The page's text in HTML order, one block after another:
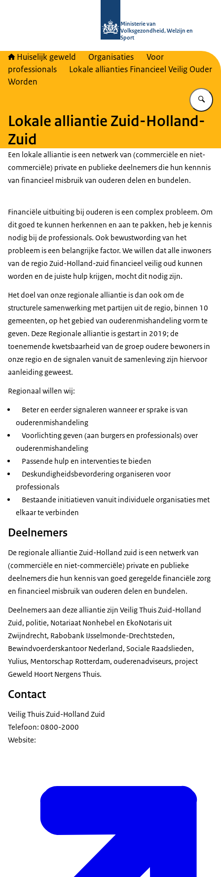
Ministerie van
Volksgezondheid, Welzijn en
Sport
Huiselijk geweld Organisaties
Voor
professionals
Lokale allianties Financieel Veilig Ouder
Worden
Lokale alliantie Zuid-Holland-
Zuid
Een lokale alliantie is een netwerk van (commerciële en niet-
commerciële) private en publieke deelnemers die hun kennnis
van financieel misbruik van ouderen delen en bundelen.
Financiële uitbuiting bij ouderen is een complex probleem. Om
dit goed te kunnen herkennen en aan te pakken, heb je kennis
nodig bij de professionals. Ook bewustwording van het
probleem is een belangrijke factor. We willen dat alle inwoners
van de regio Zuid-Holland-zuid financieel veilig oud kunnen
worden en de juiste hulp krijgen, mocht dit nodig zijn.
Het doel van onze regionale alliantie is dan ook om de
structurele samenwerking met partijen uit de regio, binnen 10
gemeenten, op het gebied van ouderenmishandeling vorm te
geven. Deze Regionale alliantie is gestart in 2019; de
toenemende kwetsbaarheid van de groep oudere bewoners in
onze regio en de signalen vanuit de samenleving zijn hiervoor
aanleiding geweest.
Regionaal willen wij:
Beter en eerder signaleren wanneer er sprake is van
ouderenmishandeling
Voorlichting geven (aan burgers en professionals) over
ouderenmishandeling
Passende hulp en interventies te bieden
Deskundigheidsbevordering organiseren voor
professionals
Bestaande initiatieven vanuit individuele organisaties met
elkaar te verbinden
Deelnemers
De regionale alliantie Zuid-Holland zuid is een netwerk van
(commerciële en niet-commerciële) private en publieke
deelnemers die hun kennis van goed geregelde financiële zorg
en financieel misbruik van ouderen delen en bundelen.
Deelnemers aan deze alliantie zijn Veilig Thuis Zuid-Holland
Zuid, politie, Notariaat Nonhebel en EkoNotaris uit
Zwijndrecht, Rabobank IJsselmonde-Drechtsteden,
Bewindvoerderskantoor Nederland, Sociale Raadslieden,
Yulius, Mentorschap Rotterdam, ouderenadviseurs, project
Geweld Hoort Nergens Thuis.
Contact
Veilig Thuis Zuid-Holland Zuid
Telefoon: 0800-2000
Website: